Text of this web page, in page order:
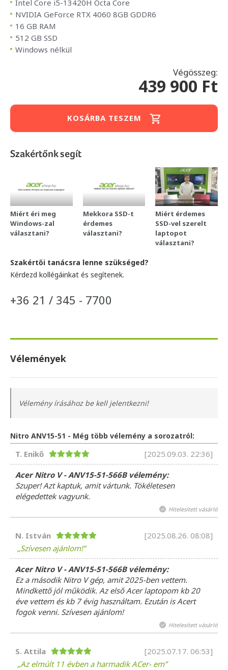
Intel Core i5-13420H Octa Core
NVIDIA GeForce RTX 4060 8GB GDDR6
16 GB RAM
512 GB SSD
Windows nélkül
Végösszeg:
439 900 Ft
KOSÁRBA TESZEM
Szakértőnk segít
Miért éri meg
Windows-zal
választani?
Mekkora SSD-t
érdemes
választani?
Miért érdemes
SSD-vel szerelt
laptopot
választani?
Szakértői tanácsra lenne szükséged?
Kérdezd kollégáinkat és segítenek.
+36 21 / 345 - 7700
Vélemények
Vélemény írásához be kell jelentkezni!
Nitro ANV15-51 - Még több vélemény a sorozatról:
T. Enikő [2025.09.03. 22:36]
Acer Nitro V - ANV15-51-566B vélemény:
Szuper! Azt kaptuk, amit vártunk. Tökéletesen
elégedettek vagyunk.
Hitelesített vásárló
N. István
[2025.08.26. 08:08]
Szívesen ajánlom!
Acer Nitro V - ANV15-51-566B vélemény:
Ez a második Nitro V gép, amit 2025-ben vettem.
Mindkettő jól működik. Az első Acer laptopom kb 20
éve vettem és kb 7 évig használtam. Ezután is Acert
fogok venni. Szívesen ajánlom!
Hitelesített vásárló
S. Attila
[2025.07.17. 06:53]
Az elmúlt 11 évben a harmadik ACer- em